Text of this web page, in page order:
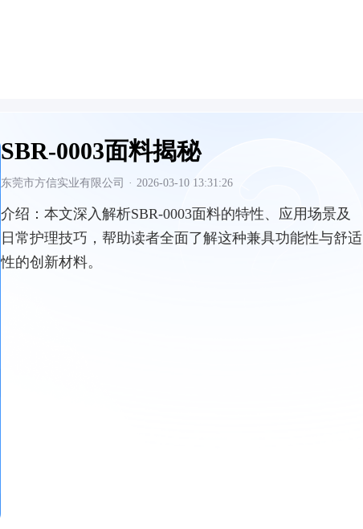
SBR-0003面料揭秘
东莞市方信实业有限公司 · 2026-03-10 13:31:26
介绍： 本文深入解析SBR-0003面料的特性、应用场景及
日常护理技巧，帮助读者全面了解这种兼具功能性与舒适
性的创新材料。